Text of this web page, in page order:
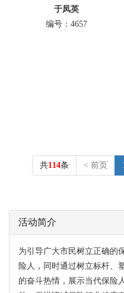
于凤英
编号：4657
共114条 < 前页
活动简介
为引导广大市民树立正确的
险人，同时通过树立标杆、
的奋斗热情，展示当代保险